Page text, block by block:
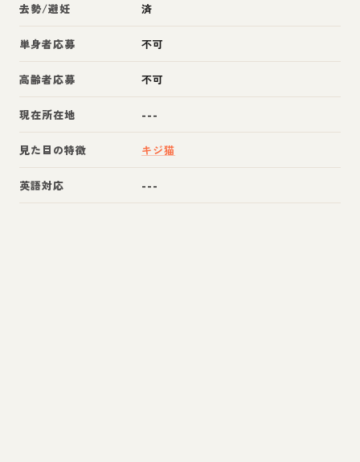
去勢/避妊 済
単身者応募 不可
高齢者応募 不可
現在所在地 ---
見た目の特徴 キジ猫
英語対応 ---